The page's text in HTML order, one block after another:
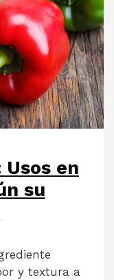
en
su
y textura a